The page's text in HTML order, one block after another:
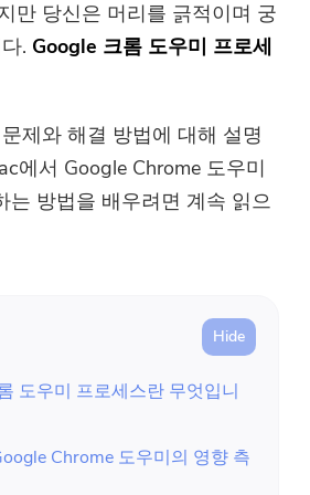
기
기
만 당신은 머리를 긁적이며 궁
. Google 크롬 도우미 프로세
제와 해결 방법에 대해 설명
에서 Google Chrome 도우미
는 방법을 배우려면 계속 읽으
도우미 프로세스란 무엇입니
Chrome 도우미의 영향 측